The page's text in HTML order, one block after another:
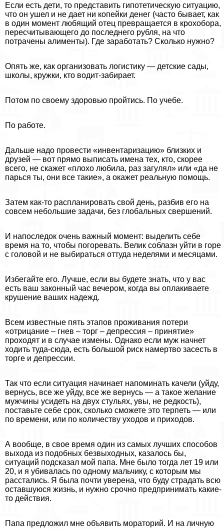
Если есть дети, то представить гипотетическую ситуацию,
что он ушел и не дает ни копейки денег (часто бывает, как
в один момент любящий отец превращается в крохобора,
пересчитывающего до последнего рубля, на что
потрачены алименты). Где заработать? Сколько нужно?
Опять же, как организовать логистику — детские сады,
школы, кружки, кто водит-забирает.
Потом по своему здоровью пройтись. По учебе.
По работе.
Дальше надо провести «инвентаризацию» близких и
друзей — вот прямо выписать имена тех, кто, скорее
всего, не скажет «плохо любила, раз загулял» или «да не
парься ты, они все такие», а окажет реальную помощь.
Затем как-то распланировать свой день, разбив его на
совсем небольшие задачи, без глобальных свершений.
И напоследок очень важный момент: выделить себе
время на то, чтобы погоревать. Велик coблaзн уйти в горе
с головой и не выбираться оттуда неделями и месяцами.
Избегайте его. Лучше, если вы будете знать, что у вас
есть ваш законный час вечером, когда вы оплакиваете
крушение ваших надежд.
Всем известные пять этапов проживания потери
«отрицание – гнев – торг – депрессия – принятие»
проходят и в случае измены. Однако если муж начнет
ходить туда-сюда, есть большой риск намертво засесть в
торге и депрессии.
Так что если ситуация начинает напоминать качели (уйду,
вернусь, все же уйду, все же вернусь — а такое желание
мужчины усидеть на двух стульях, увы, не редкость),
поставьте себе срок, сколько сможете это терпеть — или
по времени, или по количеству уходов и приходов.
А вообще, в свое время один из самых лучших способов
выхода из подобных безвыходных, казалось бы,
ситуаций подсказал мой папа. Мне было тогда лет 19 или
20, и я убивалась по одному мальчику, с которым мы
расстались. Я была почти уверена, что буду страдать всю
оставшуюся жизнь, и нужно срочно предпринимать какие-
то действия.
Папа предложил мне объявить мораторий. И на личную